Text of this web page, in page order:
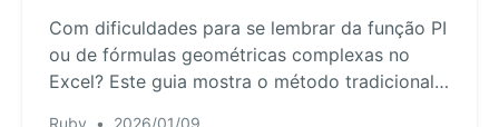
IA Fazer as Contas
Com dificuldades para se lembrar da função PI
ou de fórmulas geométricas complexas no
Excel? Este guia mostra o método tradicional e
Ruby • 2026/01/09